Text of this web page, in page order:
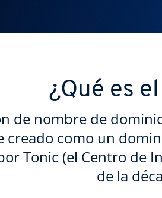
¿Qué es
de nombre de
como un
Tonic (el Centro de
de la